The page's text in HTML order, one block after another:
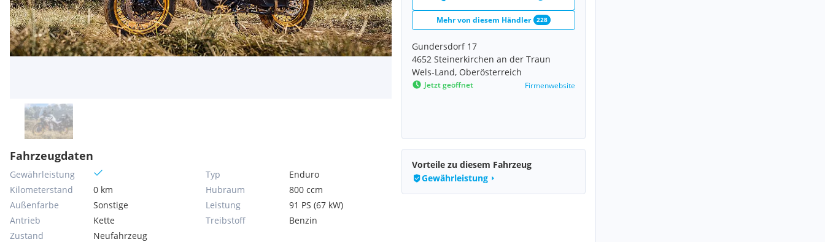
Mehr von diesem Händler 228
Gundersdorf 17
4652 Steinerkirchen an der Traun
Wels-Land, Oberösterreich
Jetzt geöffnet Firmenwebsite
Fahrzeugdaten
Gewährleistung
Kilometerstand
0 km
Außenfarbe
Sonstige
Antrieb
Kette
Zustand
Neufahrzeug
Typ
Enduro
Hubraum
800 ccm
Leistung
91 PS (67 kW)
Treibstoff
Benzin
Vorteile zu diesem Fahrzeug
Gewährleistung